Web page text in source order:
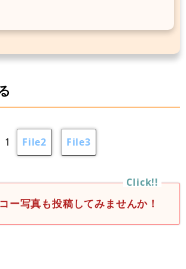
1 File2 File3
ー写真も投稿してみませんか！